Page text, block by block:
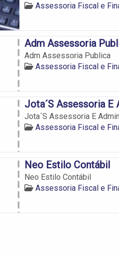
Assessoria Fiscal e
Adm Assessoria
Adm Assessoria Publica
Assessoria Fiscal e
Jota´S Assessoria E
Jota´S Assessoria E
Assessoria Fiscal e
Neo Estilo Contábil
Neo Estilo Contábil
Assessoria Fiscal e